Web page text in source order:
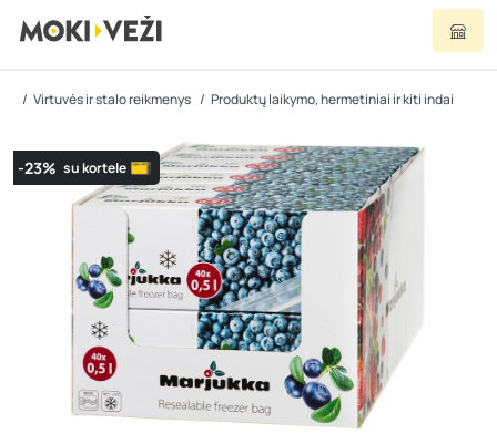
Virtuvės ir stalo reikmenys Produktų laikymo, hermetiniai ir kiti indai
-23% su kortele